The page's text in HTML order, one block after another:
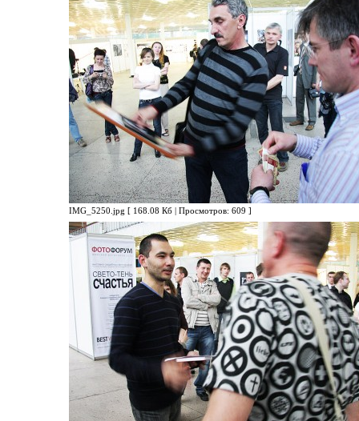
IMG_5250.jpg [ 168.08 Кб | Просмотров: 609 ]